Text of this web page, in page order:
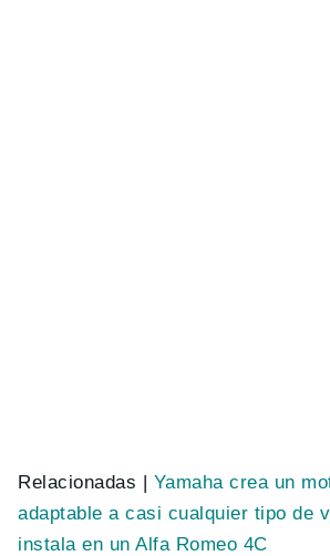
Relacionadas | Yamaha crea un
adaptable a casi cualquier tipo de
instala en un Alfa Romeo 4C